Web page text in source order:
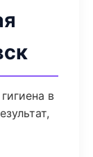
в